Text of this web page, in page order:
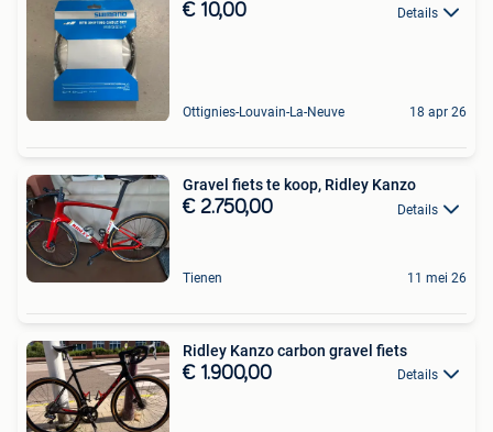
€ 10,00 Details
Ottignies-Louvain-La-Neuve 18 apr 26
Gravel fiets te koop, Ridley Kanzo
€ 2.750,00 Details
Tienen 11 mei 26
Ridley Kanzo carbon gravel fiets
€ 1.900,00 Details